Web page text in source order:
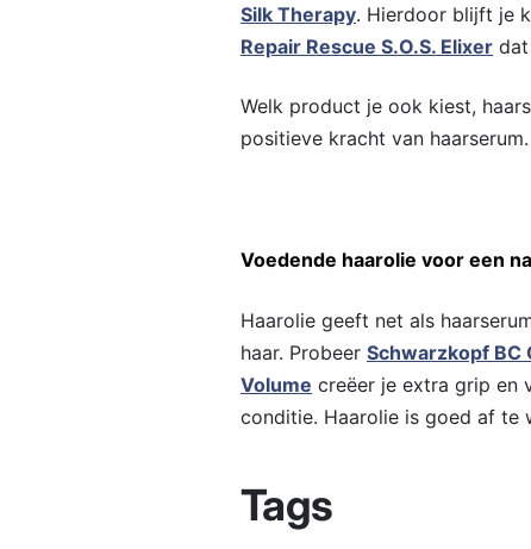
Silk Therapy. Hierdoor blijft je
Repair Rescue S.O.S. Elixer
Welk product je ook kiest,
positieve kracht van haarserum.
Voedende haarolie voor een
Haarolie geeft net als
haar. Probeer Schwarzkopf BC
Volume creëer je extra grip en
conditie. Haarolie is goed af te
Tags